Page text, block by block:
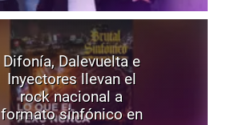
Difonía, Dalevuelta e
Inyectores llevan el
rock nacional a
formato sinfónico en